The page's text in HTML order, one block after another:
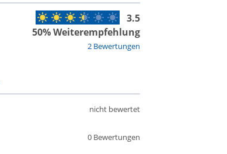
2 Bewertungen
3.5
50% Weiterempfehlung
0 Bewertungen
nicht bewertet